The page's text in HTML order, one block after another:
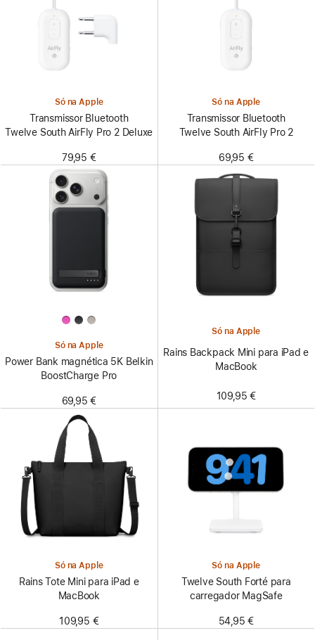
Só na Apple
Transmissor Bluetooth
Twelve South AirFly Pro 2 Deluxe
79,95 €
Só na Apple
Transmissor Bluetooth
Twelve South AirFly Pro 2
69,95 €
Só na Apple
Power Bank magnética 5K Belkin
BoostCharge Pro
69,95 €
Só na Apple
Rains Backpack Mini para iPad e
MacBook
109,95 €
Só na Apple
Rains Tote Mini para iPad e
MacBook
109,95 €
Só na Apple
Twelve South Forté para
carregador MagSafe
54,95 €